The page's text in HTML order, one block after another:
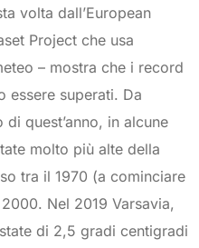
volta dall’European
Project che usa
– mostra che i record
essere superati. Da
quest’anno, in alcune
molto più alte della
tra il 1970 (a cominciare
Nel 2019 Varsavia,
di 2,5 gradi centigradi